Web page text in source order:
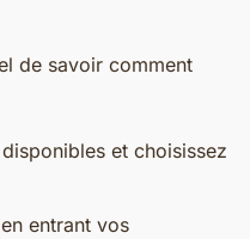
de savoir comment
et choisissez
entrant vos